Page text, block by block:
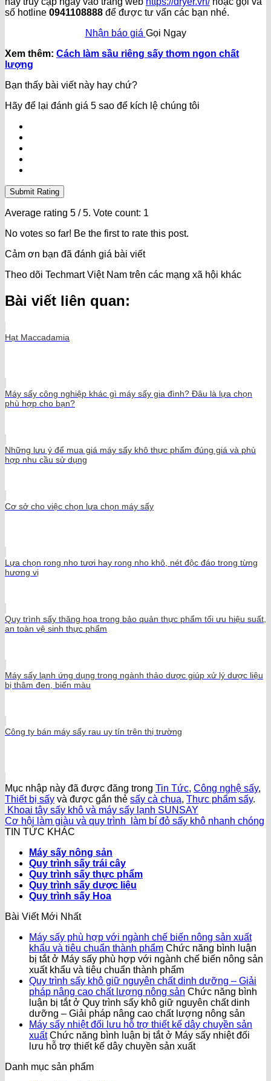
số hotline 0941108888 để được tư vấn các bạn nhé.
Nhận báo giá Gọi Ngay
Xem thêm: Cách làm sầu riêng sấy thơm ngon chất
lượng
Bạn thấy bài viết này hay chứ?
Hãy để lại đánh giá 5 sao để kích lệ chúng tôi
Submit Rating
Average rating 5 / 5. Vote count: 1
No votes so far! Be the first to rate this post.
Cảm ơn bạn đã đánh giá bài viết
Theo dõi Techmart Việt Nam trên các mạng xã hội khác
Bài viết liên quan:
Hạt Maccadamia
Máy sấy công nghiệp khác gì máy sấy gia đình? Đâu là lựa chọn
phù hợp cho bạn?
Những lưu ý để mua giá máy sấy khô thực phẩm đúng giá và phù
hợp nhu cầu sử dụng
Cơ sở cho việc chọn lựa chọn máy sấy
Lựa chọn rong nho tươi hay rong nho khô, nét độc đáo trong từng
hương vị
Quy trình sấy thăng hoa trong bảo quản thực phẩm tối ưu hiệu suất,
an toàn vệ sinh thực phẩm
Máy sấy lạnh ứng dụng trong ngành thảo dược giúp xử lý dược liệu
bị thâm đen, biến màu
Công ty bán máy sấy rau uy tín trên thị trường
Mục nhập này đã được đăng trong Tin Tức, Công nghệ sấy,
Thiết bị sấy và được gắn thẻ sấy cà chua, Thực phẩm sấy.
Khoai tây sấy khô và máy sấy lạnh SUNSAY
Cơ hội làm giàu và quy trình làm bí đỏ sấy khô nhanh chóng
TIN TỨC KHÁC
Máy sấy nông sản
Quy trình sấy trái cây
Quy trình sấy thực phẩm
Quy trình sấy dược liệu
Quy trình sấy Hoa
Bài Viết Mới Nhất
Máy sấy phù hợp với ngành chế biến nông sản xuất
khẩu và tiêu chuẩn thành phẩm Chức năng bình luận
bị tắtở Máy sấy phù hợp với ngành chế biến nông sản
xuất khẩu và tiêu chuẩn thành phẩm
Quy trình sấy khô giữ nguyên chất dinh dưỡng – Giải
pháp nâng cao chất lượng nông sản Chức năng bình
luận bị tắtở Quy trình sấy khô giữ nguyên chất dinh
dưỡng – Giải pháp nâng cao chất lượng nông sản
Máy sấy nhiệt đối lưu hỗ trợ thiết kế dây chuyền sản
xuất Chức năng bình luận bị tắtở Máy sấy nhiệt đối
lưu hỗ trợ thiết kế dây chuyền sản xuất
Danh mục sản phẩm